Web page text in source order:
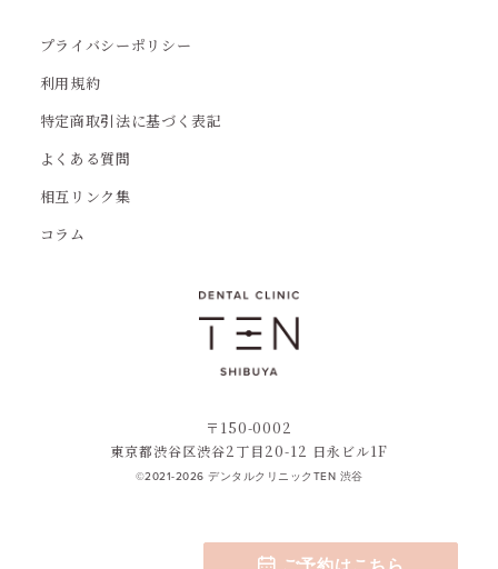
プライバシーポリシー
利用規約
特定商取引法に基づく表記
よくある質問
相互リンク集
コラム
〒150-0002
東京都渋谷区渋谷2丁目20-12 日永ビル1F
©2021-2026 デンタルクリニックTEN 渋谷